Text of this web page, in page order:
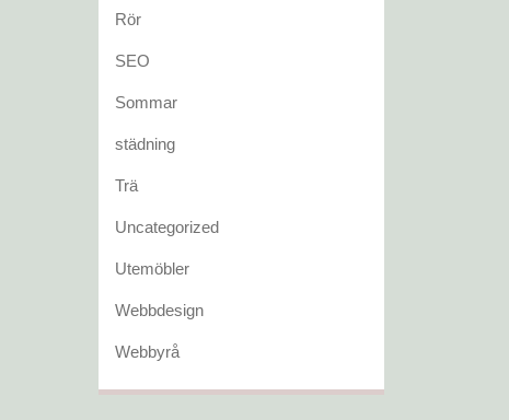
Rör
SEO
Sommar
städning
Trä
Uncategorized
Utemöbler
Webbdesign
Webbyrå